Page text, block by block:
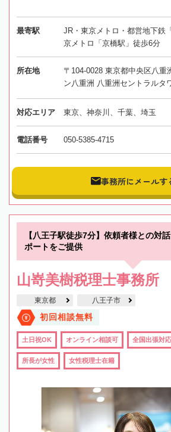
最寄駅
JR・東京メトロ・都営地下鉄
京メトロ「京橋駅」徒歩6分
所在地
〒104-0028 東京都中央区八重
ン八重洲 八重洲セントラルタ
対応エリア 東京、神奈川、千葉、埼玉
電話番号 050-5385-4715
事務所にメールす
【八王子駅徒歩7分】依頼者様との対
ポートをご提供
山嵜美樹税理士事務所
東京都 八王子市
初回相談無料
土日祝OK オンライン相談可 全国出張対
所長が女性 女性税理士在籍